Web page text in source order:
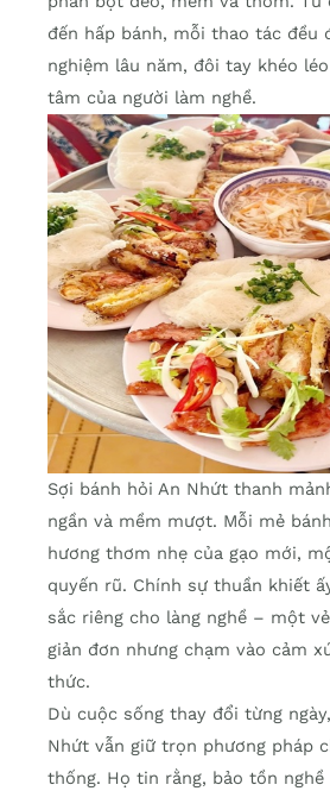
đến hấp bánh, mỗi thao tác đều
nghiệm lâu năm, đôi tay khéo
tâm của người làm nghề.
Sợi bánh hỏi An Nhứt thanh
ngần và mềm mượt. Mỗi mẻ
hương thơm nhẹ của gạo mới,
quyến rũ. Chính sự thuần khiết
sắc riêng cho làng nghề – một
giản đơn nhưng chạm vào cảm
thức.
Dù cuộc sống thay đổi từng
Nhứt vẫn giữ trọn phương pháp
thống. Họ tin rằng, bảo tồn nghề